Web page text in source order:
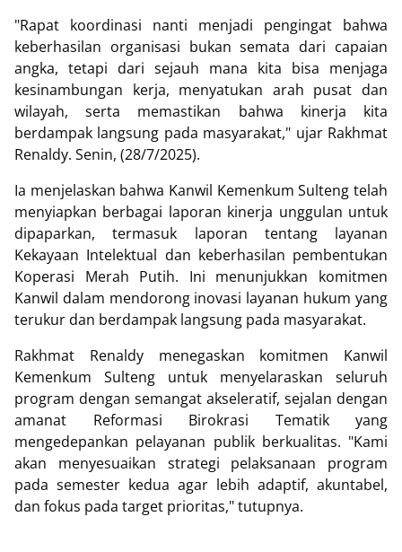
"Rapat koordinasi nanti menjadi pengingat bahwa
keberhasilan organisasi bukan semata dari capaian
angka, tetapi dari sejauh mana kita bisa menjaga
kesinambungan kerja, menyatukan arah pusat dan
wilayah, serta memastikan bahwa kinerja kita
berdampak langsung pada masyarakat," ujar Rakhmat
Renaldy. Senin, (28/7/2025).
Ia menjelaskan bahwa Kanwil Kemenkum Sulteng telah
menyiapkan berbagai laporan kinerja unggulan untuk
dipaparkan, termasuk laporan tentang layanan
Kekayaan Intelektual dan keberhasilan pembentukan
Koperasi Merah Putih. Ini menunjukkan komitmen
Kanwil dalam mendorong inovasi layanan hukum yang
terukur dan berdampak langsung pada masyarakat.
Rakhmat Renaldy menegaskan komitmen Kanwil
Kemenkum Sulteng untuk menyelaraskan seluruh
program dengan semangat akseleratif, sejalan dengan
amanat Reformasi Birokrasi Tematik yang
mengedepankan pelayanan publik berkualitas. "Kami
akan menyesuaikan strategi pelaksanaan program
pada semester kedua agar lebih adaptif, akuntabel,
dan fokus pada target prioritas," tutupnya.